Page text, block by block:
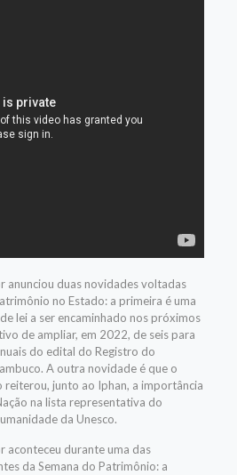
anunciou duas novidades voltadas
no Estado: a primeira é uma
lei a ser encaminhado nos próximos
de ampliar, em 2022, de seis para
do edital do Registro do
A outra novidade é que o
reiterou, junto ao Iphan, a importância
na lista representativa do
da Unesco.
aconteceu durante uma das
da Semana do Patrimônio: a